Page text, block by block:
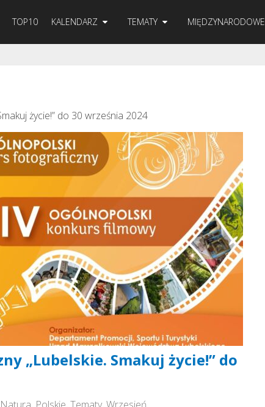
TOP10 KALENDARZ TEMATY MIĘDZYNARODOWE
życie!” do 30 września 2024
„Lubelskie. Smakuj życie!” do